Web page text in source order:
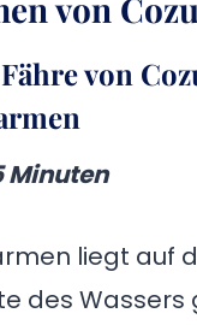
von
von
Minuten
liegt auf
des